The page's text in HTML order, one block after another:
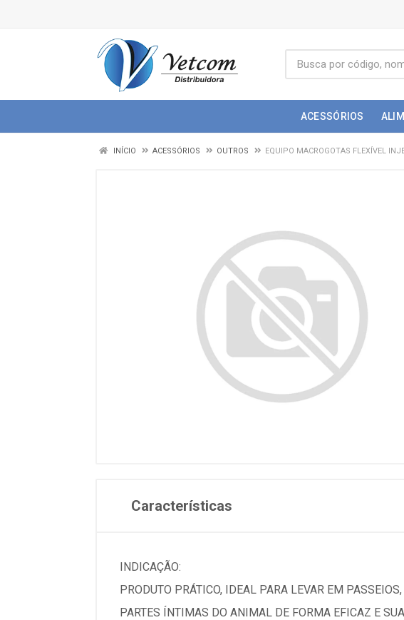
ACESSÓRIOS
INÍCIO ACESSÓRIOS OUTROS EQUIPO MACROGOTAS FLEXÍVEL
Características
INDICAÇÃO:
PRODUTO PRÁTICO, IDEAL PARA LEVAR EM
PARTES ÍNTIMAS DO ANIMAL DE FORMA EFICAZ E